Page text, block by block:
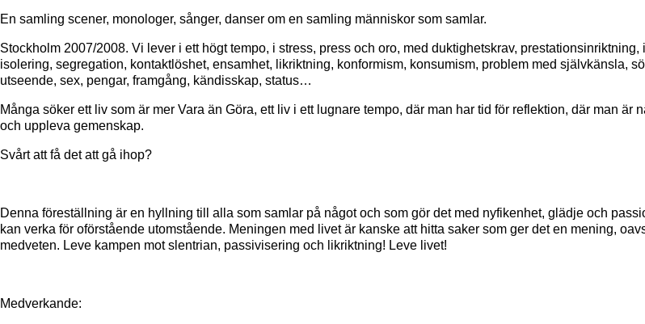
En samling scener, monologer, sånger, danser om en samling människor som samlar.
Stockholm 2007/2008. Vi lever i ett högt tempo, i stress, press och oro, med duktighetskrav,
isolering, segregation, kontaktlöshet, ensamhet, likriktning, konformism, konsumism, problem med självkänsla,
utseende, sex, pengar, framgång, kändisskap, status…
Många söker ett liv som är mer Vara än Göra, ett liv i ett lugnare tempo, där man har tid för reflektion, där man
och uppleva gemenskap.
Svårt att få det att gå ihop?
Denna föreställning är en hyllning till alla som samlar på något och som gör det med nyfikenhet, glädje och
kan verka för oförstående utomstående. Meningen med livet är kanske att hitta saker som ger det en mening,
medveten. Leve kampen mot slentrian, passivisering och likriktning! Leve livet!
Medverkande: